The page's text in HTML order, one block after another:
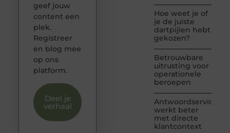
Hoe weet je of
je de juiste
dartpijlen hebt
gekozen?
Betrouwbare
uitrusting voor
operationele
beroepen
Antwoordservice
werkt beter
met directe
klantcontext
geef jouw
content een
plek.
Registreer
en blog mee
op ons
platform.
Deel je
verhaal